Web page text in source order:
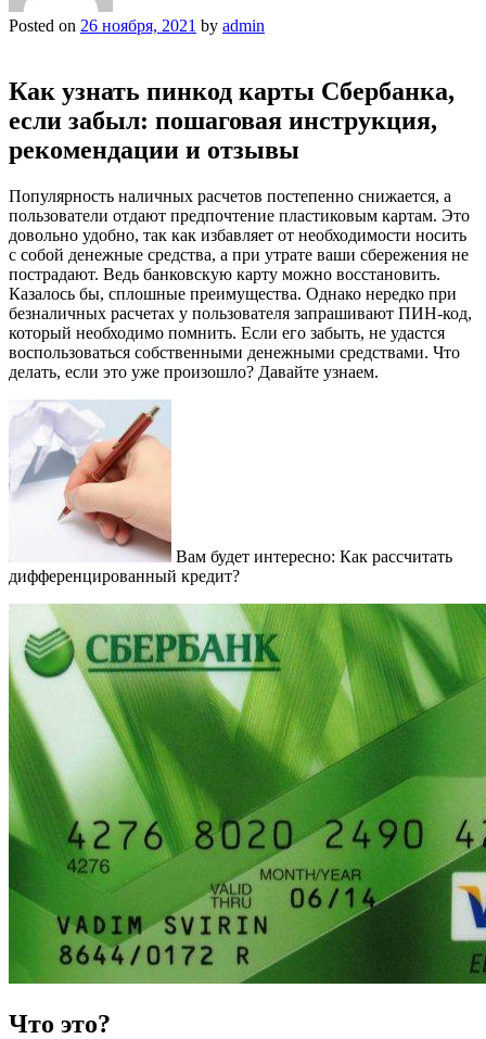
Posted on 26 ноября, 2021 by admin
Как узнать пинкод карты Сбербанка,
если забыл: пошаговая инструкция,
рекомендации и отзывы
Популярность наличных расчетов постепенно снижается, а
пользователи отдают предпочтение пластиковым картам. Это
довольно удобно, так как избавляет от необходимости носить
с собой денежные средства, а при утрате ваши сбережения не
пострадают. Ведь банковскую карту можно восстановить.
Казалось бы, сплошные преимущества. Однако нередко при
безналичных расчетах у пользователя запрашивают ПИН-код,
который необходимо помнить. Если его забыть, не удастся
воспользоваться собственными денежными средствами. Что
делать, если это уже произошло? Давайте узнаем.
Вам будет интересно: Как рассчитать
дифференцированный кредит?
Что это?